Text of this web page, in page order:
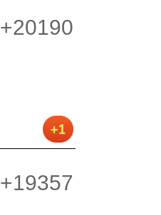
+20190
+19357